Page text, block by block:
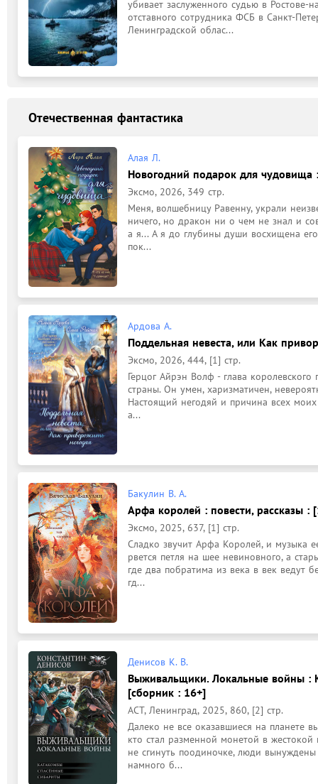
убивает заслуженного судью в Ростове-
отставного сотрудника ФСБ в Санкт-
Ленинградской облас...
Отечественная фантастика
Алая Л.
Новогодний подарок для чудовища
Эксмо, 2026, 349 стр.
Меня, волшебницу Равенну, украли
ничего, но дракон ни о чем не знал и
а я... А я до глубины души восхищена
пок...
Ардова А.
Поддельная невеста, или Как
Эксмо, 2026, 444, [1] стр.
Герцог Айрэн Волф - глава
страны. Он умен, харизматичен,
Настоящий негодяй и причина всех
а...
Бакулин В. А.
Арфа королей : повести, рассказы :
Эксмо, 2025, 637, [1] стр.
Сладко звучит Арфа Королей, и музыка
рвется петля на шее невиновного, а
где два побратима из века в век ведут
гд...
Денисов К. В.
Выживальщики. Локальные войны :
[сборник : 16+]
АСТ, Ленинград, 2025, 860, [2] стр.
Далеко не все оказавшиеся на планете
кто стал разменной монетой в жестокой
не сгинуть поодиночке, люди
намного б...